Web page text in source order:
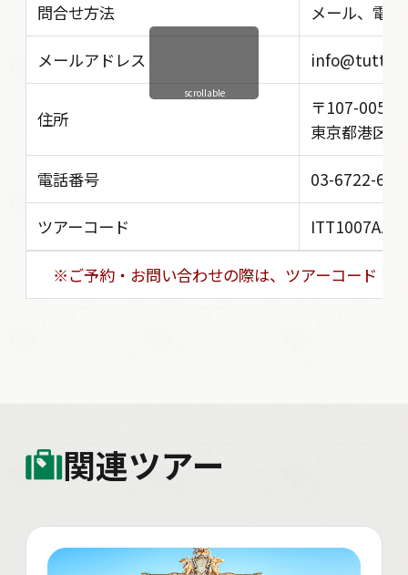
問合せ方法 メール、電話
メールアドレス info@tutta-
住所
〒107-0052
東京都港区
電話番号 03-6722-
ツアーコード ITT1007AZY
※ご予約・お問い合わせの際は、ツアーコード を
scrollable
関連ツアー